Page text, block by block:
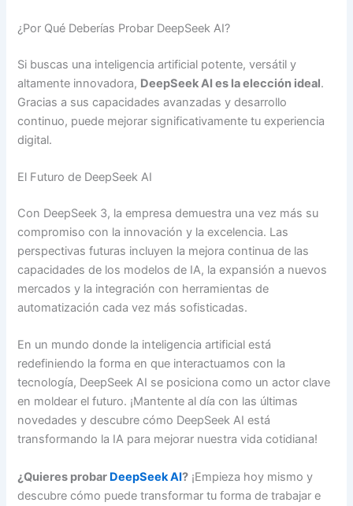
¿Por Qué Deberías Probar DeepSeek AI?
Si buscas una inteligencia artificial potente, versátil y
altamente innovadora, DeepSeek AI es la elección ideal.
Gracias a sus capacidades avanzadas y desarrollo
continuo, puede mejorar significativamente tu experiencia
digital.
El Futuro de DeepSeek AI
Con DeepSeek 3, la empresa demuestra una vez más su
compromiso con la innovación y la excelencia. Las
perspectivas futuras incluyen la mejora continua de las
capacidades de los modelos de IA, la expansión a nuevos
mercados y la integración con herramientas de
automatización cada vez más sofisticadas.
En un mundo donde la inteligencia artificial está
redefiniendo la forma en que interactuamos con la
tecnología, DeepSeek AI se posiciona como un actor clave
en moldear el futuro. ¡Mantente al día con las últimas
novedades y descubre cómo DeepSeek AI está
transformando la IA para mejorar nuestra vida cotidiana!
¿Quieres probar DeepSeek AI? ¡Empieza hoy mismo y
descubre cómo puede transformar tu forma de trabajar e